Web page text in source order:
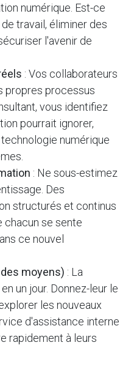
numérique. Est-ce
travail, éliminer des
l'avenir de
: Vos collaborateurs
propres processus
vous identifiez
pourrait ignorer,
numérique
: Ne sous-estimez
Des
structurés et continus
chacun se sente
ce nouvel
moyens) : La
un jour. Donnez-leur le
les nouveaux
d'assistance interne
rapidement à leurs